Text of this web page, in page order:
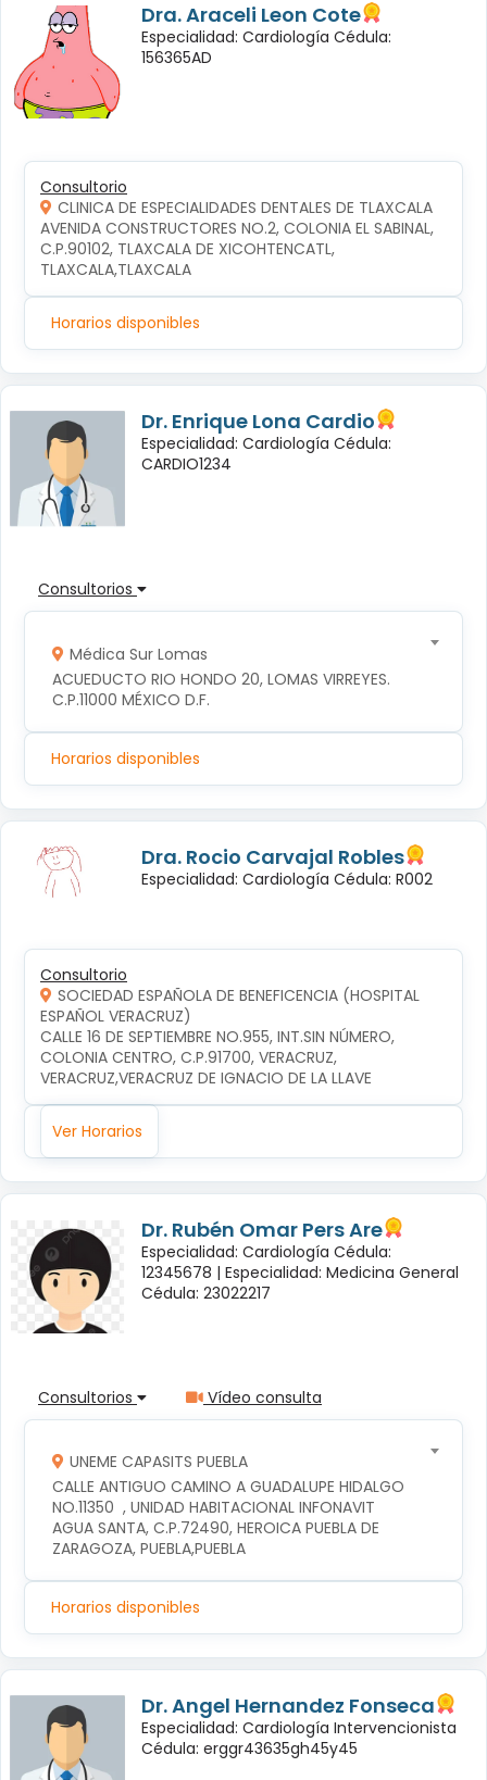
Dra. Araceli Leon Cote
Especialidad: Cardiología Cédula:
156365AD
Consultorio
CLINICA DE ESPECIALIDADES DENTALES DE TLAXCALA
AVENIDA CONSTRUCTORES NO.2, COLONIA EL SABINAL,
C.P.90102, TLAXCALA DE XICOHTENCATL,
TLAXCALA,TLAXCALA
Horarios disponibles
Dr. Enrique Lona Cardio
Especialidad: Cardiología Cédula:
CARDIO1234
Consultorios
Médica Sur Lomas
ACUEDUCTO RIO HONDO 20, LOMAS VIRREYES.
C.P.11000 MÉXICO D.F.
Horarios disponibles
Dra. Rocio Carvajal Robles
Especialidad: Cardiología Cédula: R002
Consultorio
SOCIEDAD ESPAÑOLA DE BENEFICENCIA (HOSPITAL
ESPAÑOL VERACRUZ)
CALLE 16 DE SEPTIEMBRE NO.955, INT.SIN NÚMERO,
COLONIA CENTRO, C.P.91700, VERACRUZ,
VERACRUZ,VERACRUZ DE IGNACIO DE LA LLAVE
Ver Horarios
Dr. Rubén Omar Pers Are
Especialidad: Cardiología Cédula:
12345678 | Especialidad: Medicina General
Cédula: 23022217
Consultorios Vídeo consulta
UNEME CAPASITS PUEBLA
CALLE ANTIGUO CAMINO A GUADALUPE HIDALGO
NO.11350  , UNIDAD HABITACIONAL INFONAVIT
AGUA SANTA, C.P.72490, HEROICA PUEBLA DE
ZARAGOZA, PUEBLA,PUEBLA
Horarios disponibles
Dr. Angel Hernandez Fonseca
Especialidad: Cardiología Intervencionista
Cédula: erggr43635gh45y45